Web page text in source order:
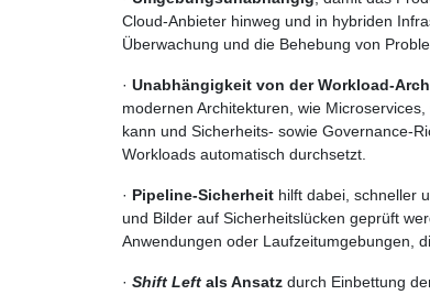
Cloud-Anbieter hinweg und in hybriden
Überwachung und die Behebung von
· Unabhängigkeit von der Workload-
modernen Architekturen, wie
kann und Sicherheits- sowie Governance-
Workloads automatisch durchsetzt.
· Pipeline-Sicherheithilft dabei, schneller
und Bilder auf Sicherheitslücken geprüft
Anwendungen oder Laufzeitumgebungen,
· Shift Leftals Ansatzdurch Einbettung